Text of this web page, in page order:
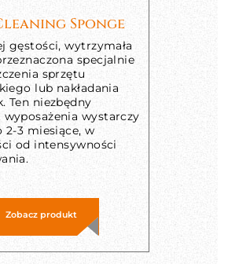
Sponge
gęstości, wytrzymała
specjalnie
sprzętu
lub nakładania
Ten niezbędny
wystarczy
2-3 miesiące, w
od intensywności
Zobacz produkt